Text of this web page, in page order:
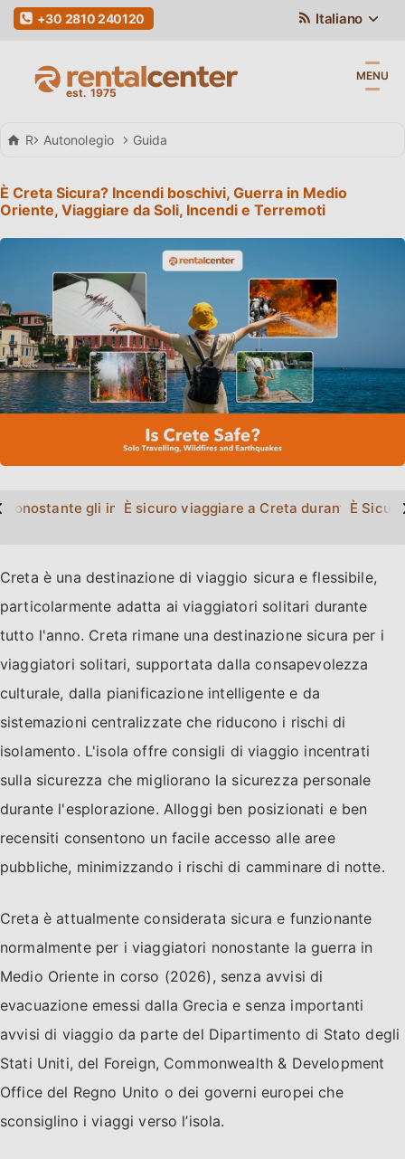
Italiano
+30 2810 240120
MENU
Rental Center Crete
Autonolegio Guida
È Creta Sicura? Incendi boschivi, Guerra in Medio
Oriente, Viaggiare da Soli, Incendi e Terremoti
nonostante gli incendi boschivi di luglio 2026?
È sicuro viaggiare a Creta durante la
È
Creta è una destinazione di viaggio sicura e flessibile,
particolarmente adatta ai viaggiatori solitari durante
tutto l'anno. Creta rimane una destinazione sicura per i
viaggiatori solitari, supportata dalla consapevolezza
culturale, dalla pianificazione intelligente e da
sistemazioni centralizzate che riducono i rischi di
isolamento. L'isola offre consigli di viaggio incentrati
sulla sicurezza che migliorano la sicurezza personale
durante l'esplorazione. Alloggi ben posizionati e ben
recensiti consentono un facile accesso alle aree
pubbliche, minimizzando i rischi di camminare di notte.
Creta è attualmente considerata sicura e funzionante
normalmente per i viaggiatori nonostante la guerra in
Medio Oriente in corso (2026), senza avvisi di
evacuazione emessi dalla Grecia e senza importanti
avvisi di viaggio da parte del Dipartimento di Stato degli
Stati Uniti, del Foreign, Commonwealth & Development
Office del Regno Unito o dei governi europei che
sconsiglino i viaggi verso l’isola.